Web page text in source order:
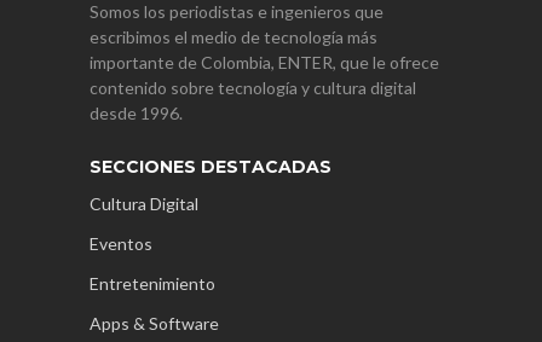
Somos los periodistas e ingenieros que
escribimos el medio de tecnología más
importante de Colombia, ENTER, que le ofrece
contenido sobre tecnología y cultura digital
desde 1996.
SECCIONES DESTACADAS
Cultura Digital
Eventos
Entretenimiento
Apps & Software